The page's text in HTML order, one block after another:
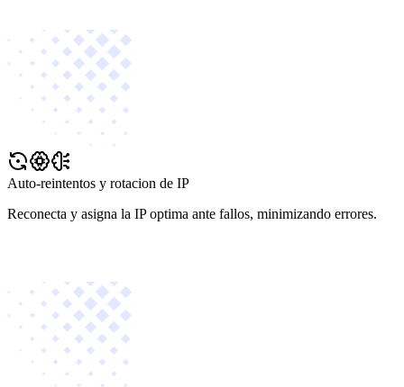
Auto-reintentos y rotacion de IP
Reconecta y asigna la IP optima ante fallos, minimizando errores.